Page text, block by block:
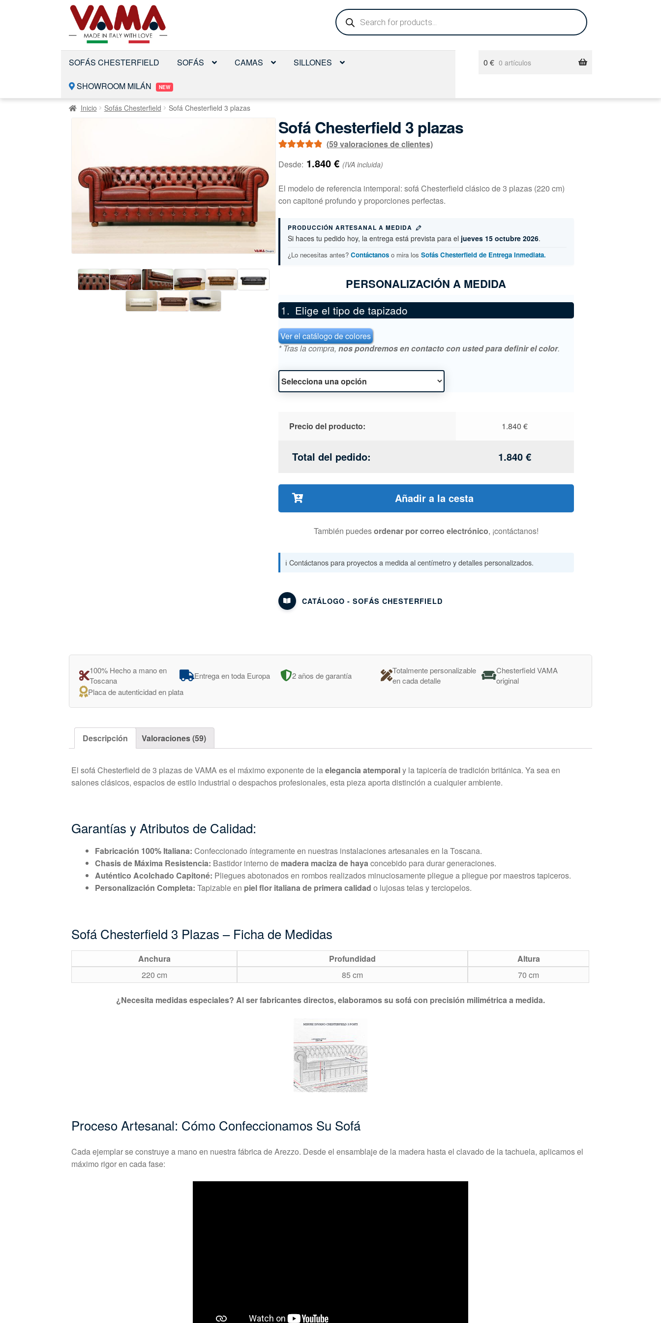
Saltar
la
navegación
Ir
al
contenido
Búsqueda
de
productos
SOFÁS CHESTERFIELD SOFÁS CAMAS SILLONES
SHOWROOM MILÁN NEW
0 € 0 artículos
Inicio Sofás Chesterfield Sofá Chesterfield 3 plazas
Sofá Chesterfield 3 plazas
4.97de 5 en
valoraciones
de clientes
(59valoraciones de clientes)
Desde: 1.840 € (IVA incluida)
El modelo de referencia intemporal: sofá Chesterfield clásico de 3 plazas (220 cm)
con capitoné profundo y proporciones perfectas.
PRODUCCIÓN ARTESANAL A MEDIDA
Si haces tu pedido hoy, la entrega está prevista para el jueves 15 octubre 2026.
¿Lo necesitas antes? Contáctanoso mira los Sofás Chesterfield de Entrega Inmediata.
PERSONALIZACIÓN A MEDIDA
Elige el tipo de tapizado
Ver el catálogo de colores
* Tras la compra,nos pondremos en contacto con usted para definir el color.
Precio del producto: 1.840€
Total del pedido: 1.840€
Añadir a la cesta
También puedesordenar por correo electrónico, ¡contáctanos!
ℹ️ Contáctanos para proyectos a medida al centímetro y detalles personalizados.
CATÁLOGO - SOFÁS CHESTERFIELD
100% Hecho a mano en
Toscana
Entrega en toda Europa 2 años de garantía
Totalmente personalizable
en cada detalle
Chesterfield VAMA
original
Placa de autenticidad en plata
Descripción Valoraciones (59)
El sofá Chesterfield de 3 plazas de VAMA es el máximo exponente de laelegancia atemporaly la tapicería de tradición británica. Ya sea en
salones clásicos, espacios de estilo industrial o despachos profesionales, esta pieza aporta distinción a cualquier ambiente.
Garantías y Atributos de Calidad:
Fabricación 100% Italiana: Confeccionado íntegramente en nuestras instalaciones artesanales en la Toscana.
Chasis de Máxima Resistencia: Bastidor interno de madera maciza de hayaconcebido para durar generaciones.
Auténtico Acolchado Capitoné: Pliegues abotonados en rombos realizados minuciosamente pliegue a pliegue por maestros tapiceros.
Personalización Completa: Tapizable en piel flor italiana de primera calidad o lujosas telas y terciopelos.
Sofá Chesterfield 3 Plazas – Ficha de Medidas
Anchura Profundidad
Altura
220 cm
85 cm 70 cm
¿Necesita medidas especiales? Al ser fabricantes directos, elaboramos su sofá con precisión milimétrica a medida.
Proceso Artesanal: Cómo Confeccionamos Su Sofá
Cada ejemplar se construye a mano en nuestra fábrica de Arezzo. Desde el ensamblaje de la madera hasta el clavado de la tachuela, aplicamos el
máximo rigor en cada fase: